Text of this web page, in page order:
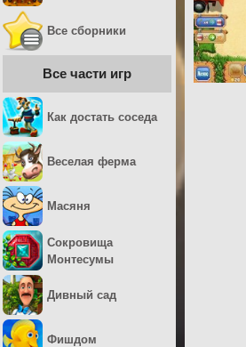
Все сборники
Все части игр
Как достать соседа
Веселая ферма
Масяня
Сокровища
Монтесумы
Дивный сад
Фишдом